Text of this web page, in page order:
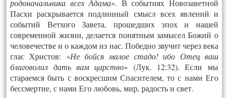
родоначальника всех Адама». В событиях Новозаветной
Пасхи раскрывается подлинный смысл всех явлений и
событий Ветхого Завета, прошедших эпох и нашей
современной жизни, делается понятным замысел Божий о
человечестве и о каждом из нас. Победно звучит через века
глас Христов: «Не бойся малое стадо! ибо Отец ваш
благоволил дать вам царство» (Лук. 12:32). Если мы
стараемся быть с воскресшим Спасителем, то с нами Его
бессмертие, с нами Его любовь, мир, радость и свет.